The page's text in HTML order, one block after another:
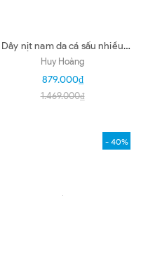
Dây nịt nam da cá sấu nhiều
loại màu vàng bò HD4851-53-
66-70-74-78
Huy Hoàng
879.000₫
1.469.000₫
- 40%